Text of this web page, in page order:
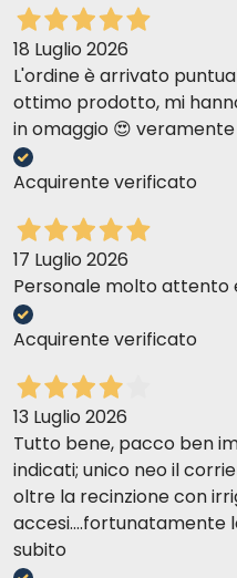
18 Luglio 2026
L'ordine è arrivato
ottimo prodotto, mi
in omaggio 😍 veramente
Acquirente verificato
17 Luglio 2026
Personale molto attento
Acquirente verificato
13 Luglio 2026
Tutto bene, pacco ben
indicati; unico neo il
oltre la recinzione con
accesi....fortunatamente
subito